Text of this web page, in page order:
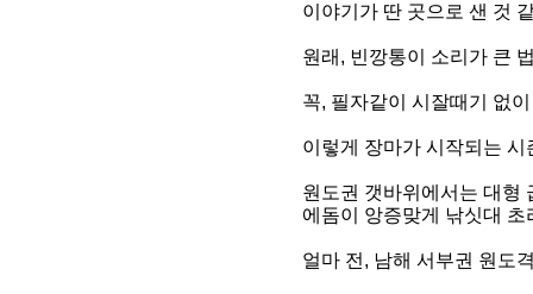
이야기가 딴 곳으로 샌 것
원래, 빈깡통이 소리가 큰
꼭, 필자같이 시잘때기 없
이렇게 장마가 시작되는
원도권 갯바위에서는 대형
에돔이 앙증맞게 낚싯대
얼마 전, 남해 서부권 원도